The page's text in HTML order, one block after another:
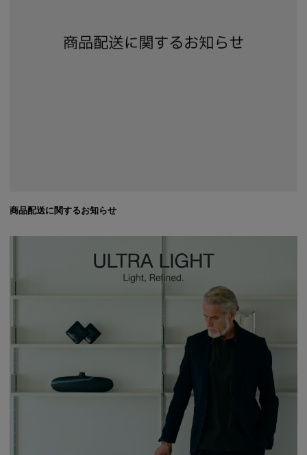
商品配送に関するお知らせ